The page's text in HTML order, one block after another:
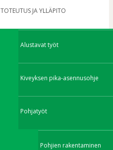
TOTEUTUS JA YLLÄPITO
Alustavat työt
Kiveyksen pika-asennusohje
Pohjatyöt
Pohjien rakentaminen